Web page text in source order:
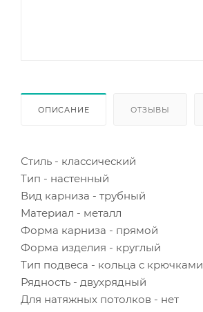
ОПИСАНИЕ ОТЗЫВЫ
Стиль - классический
Тип - настенный
Вид карниза - трубный
Материал - металл
Форма карниза - прямой
Форма изделия - круглый
Тип подвеса - кольца с крючками
Рядность - двухрядный
Для натяжных потолков - нет